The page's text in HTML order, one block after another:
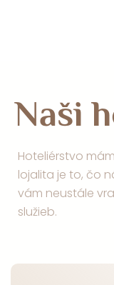
Naši
Hoteliérstvo
lojalita je to, čo
vám neustále
služieb.